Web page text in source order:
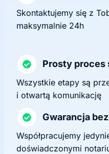
Skontaktujemy się z
maksymalnie 24h
Prosty proces
Wszystkie etapy są
i otwartą komunikację
Gwarancja
Współpracujemy
doświadczonymi